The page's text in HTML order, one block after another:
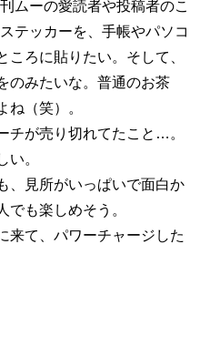
ムーの愛読者や投稿者のこ
テッカーを、手帳やパソコ
ころに貼りたい。そして、
のみたいな。普通のお茶
ね（笑）。
が売り切れてたこと…。
い。
見所がいっぱいで面白か
でも楽しめそう。
て、パワーチャージした